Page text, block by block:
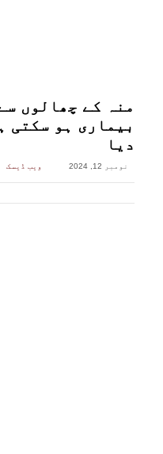
منہ کے چھالوں
بیماری ہو سکتی
دیا
نومبر 12, 2024 ویب ڈیسک